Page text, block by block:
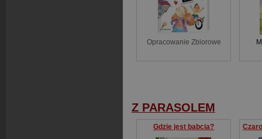
Opracowanie Zbiorowe
Z PARASOLEM
Gdzie jest babcia?